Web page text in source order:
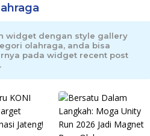
widget dengan style gallery
olahraga, anda bisa
pada widget recent post